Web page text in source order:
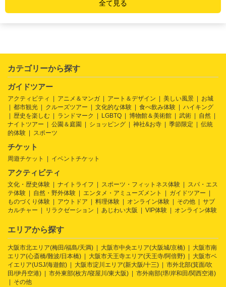
全て見る
カテゴリーから探す
ガイドツアー
アクティビティ アニメ＆マンガ アート＆デザイン 美しい風景
お城
都市観光
クルーズツアー 文化的な体験 食べ飲み体験
ハイキング
歴史を楽しむ
ランドマーク LGBTQ 博物館＆美術館 武術
自然
ナイトツアー
公園＆庭園 ショッピング 神社&お寺 季節限定
伝統
的体験
スポーツ
チケット
周遊チケット イベントチケット
アクティビティ
文化・歴史体験 ナイトライフ スポーツ・フィットネス体験
スパ・エス
テ体験
自然・野外体験 エンタメ・アミューズメント
ガイドツアー
ものづくり体験
アウトドア 料理体験 オンライン体験 その他
サブ
カルチャー
リラクゼーション あじわい大阪 VIP体験 オンライン体験
エリアから探す
大阪市北エリア(梅田/福島/天満) 大阪市中央エリア(大阪城/京橋)
大阪市南
エリア(心斎橋/難波/日本橋)
大阪市天王寺エリア(天王寺/阿倍野)
大阪市ベ
イエリア(USJ/海遊館)
大阪市淀川エリア(新大阪/十三)
市外北部(箕面/吹
田/伊丹空港)
市外東部(枚方/寝屋川/東大阪)
市外南部(堺/岸和田/関西空港)
その他